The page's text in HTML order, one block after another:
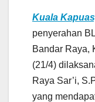
Kuala
penyerahan
Bandar Raya,
(21/4)
Raya Sar’i,
yang